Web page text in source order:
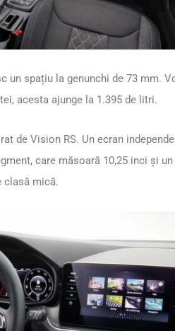
un spațiu la genunchi de 73 mm.
acesta ajunge la 1.395 de litri.
de Vision RS. Un ecran
care măsoară 10,25 inci și
clasă mică.